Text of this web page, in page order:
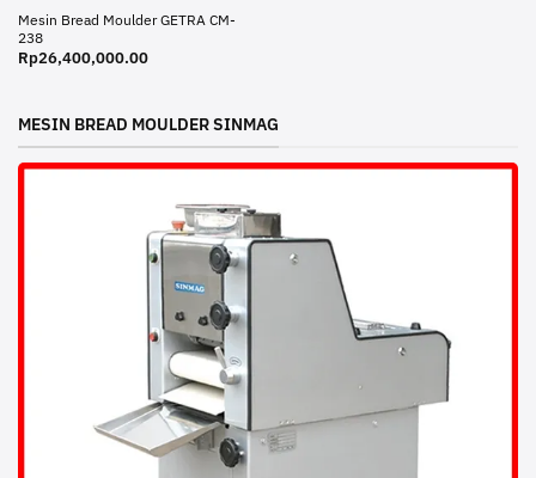
Mesin Bread Moulder GETRA CM-
238
Rp26,400,000.00
MESIN BREAD MOULDER SINMAG